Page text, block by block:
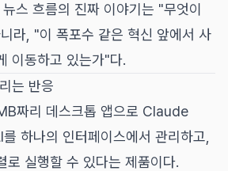
스 흐름의 진짜 이야기는 "무엇이
라, "이 폭포수 같은 혁신 앞에서 사
이동하고 있는가"다.
는 반응
짜리 데스크톱 앱으로 Claude
하나의 인터페이스에서 관리하고,
로 실행할 수 있다는 제품이다.